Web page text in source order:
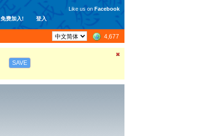
免费加入! 登入
Like us on Facebook
4,677
SAVE